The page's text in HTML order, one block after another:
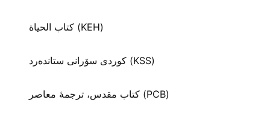
كتاب الحياة (KEH)
كوردی سۆرانی ستانده‌رد (KSS)
کتاب مقدس، ترجمۀ معاصر (PCB)